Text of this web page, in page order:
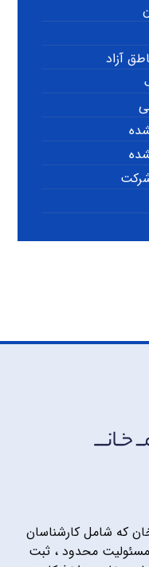
آزاد
که شامل کارشناسان
محدود ، ثبت